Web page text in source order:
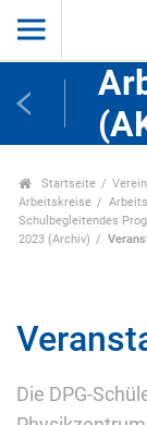
Startseite
Arbeitskreise
Schulbegleitendes
2023 (Archiv)
Die DPG-